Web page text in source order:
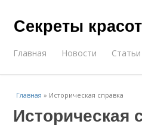
Секреты
Главная Новости Статьи
Главная » Историческая справка
Историческая